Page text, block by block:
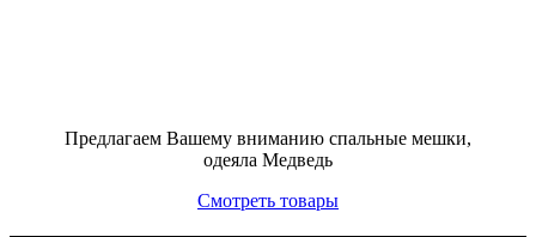
Предлагаем Вашему вниманию спальные мешки,
одеяла Медведь
Смотреть товары